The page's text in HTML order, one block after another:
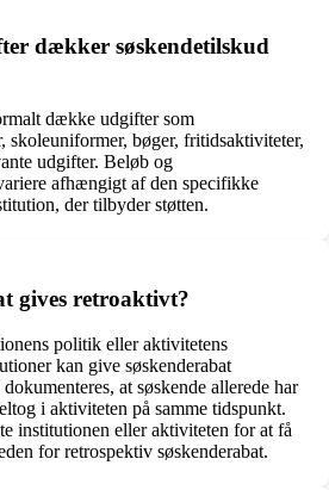
dækker søskendetilskud
dække udgifter som
skoleuniformer, bøger, fritidsaktiviteter,
udgifter. Beløb og
afhængigt af den specifikke
der tilbyder støtten.
gives retroaktivt?
politik eller aktivitetens
kan give søskenderabat
at søskende allerede har
i aktiviteten på samme tidspunkt.
institutionen eller aktiviteten for at få
for retrospektiv søskenderabat.